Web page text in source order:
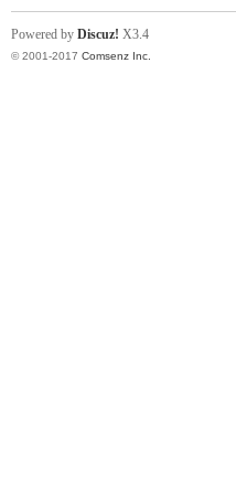
Powered by Discuz! X3.4
© 2001-2017 Comsenz Inc.